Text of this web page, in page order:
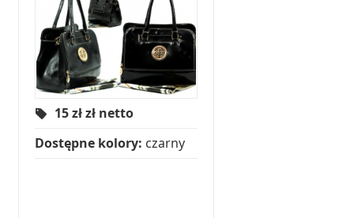
15 złzł netto
Dostępne kolory: czarny